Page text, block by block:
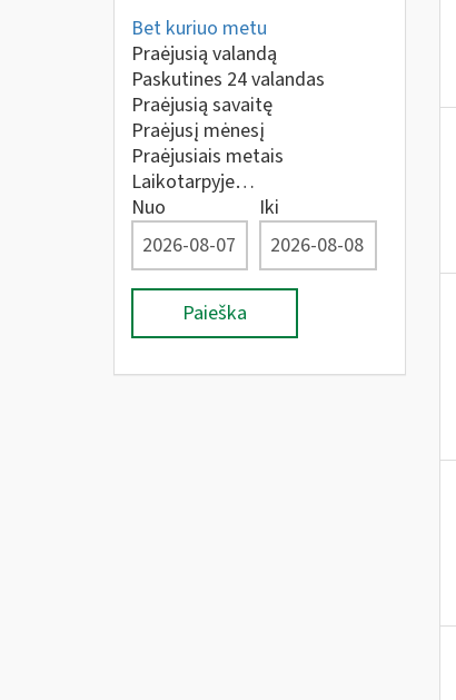
Bet kuriuo metu
Praėjusią valandą
Paskutines 24 valandas
Praėjusią savaitę
Praėjusį mėnesį
Praėjusiais metais
Laikotarpyje…
Nuo
Iki
Paieška